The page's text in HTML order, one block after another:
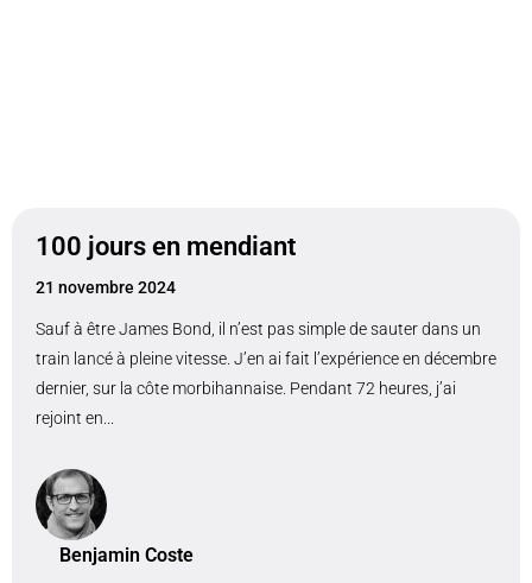
100 jours en mendiant
21 novembre 2024
Sauf à être James Bond, il n’est pas simple de sauter dans un
train lancé à pleine vitesse. J’en ai fait l’expérience en décembre
dernier, sur la côte morbihannaise. Pendant 72 heures, j’ai
rejoint en...
Benjamin Coste